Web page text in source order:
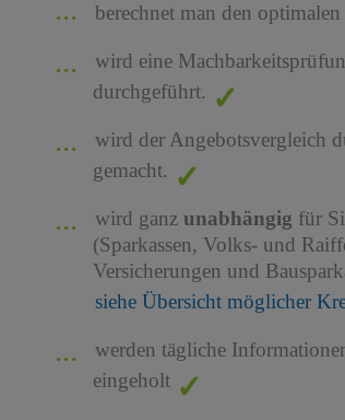
berechnet man den
wird eine
durchgeführt.
wird der Angebotsvergleich
gemacht.
wird ganz unabhängig für
(Sparkassen, Volks- und
Versicherungen und
siehe Übersicht möglicher
werden tägliche
eingeholt